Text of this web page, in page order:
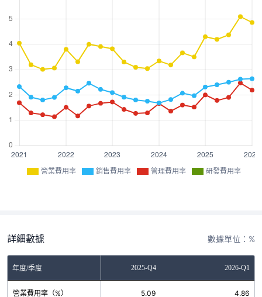
營業費用率 銷售費用率 管理費用率 研發費用率
詳細數據 數據單位：%
年度/季度2025-Q3 2025-Q4 2026-Q1
營業費用率（%）
4.37 5.09 4.86